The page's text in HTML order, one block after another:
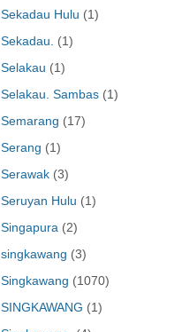
Sekadau Hulu (1)
Sekadau.
(1)
Selakau (1)
Selakau. Sambas (1)
Semarang (17)
Serang (1)
Serawak (3)
Seruyan Hulu (1)
Singapura (2)
singkawang (3)
Singkawang (1070)
SINGKAWANG (1)